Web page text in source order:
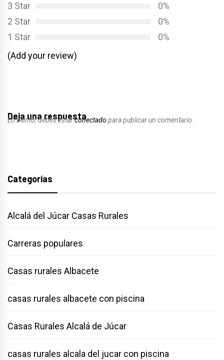
3 Star
0%
2 Star
0%
1 Star
0%
(Add your review)
Deja una respuesta
Lo siento, debes estarconectado para publicar un comentario.
Categorías
Alcalá del Júcar Casas Rurales
Carreras populares
Casas rurales Albacete
casas rurales albacete con piscina
Casas Rurales Alcalá de Júcar
casas rurales alcala del jucar con piscina